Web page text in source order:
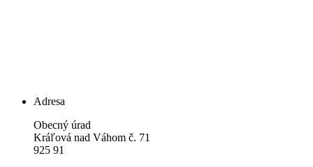
Adresa
Obecný úrad
Kráľová nad Váhom č. 71
925 91